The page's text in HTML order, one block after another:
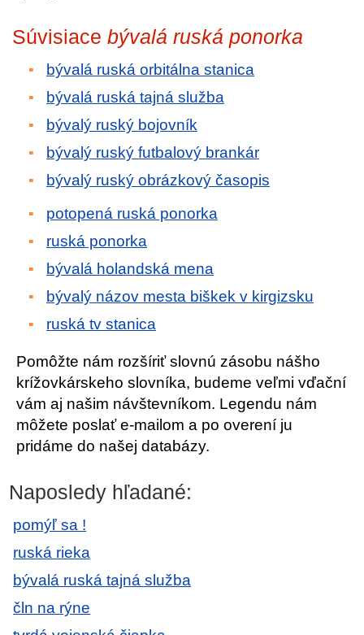
Súvisiace bývalá ruská ponorka
bývalá ruská orbitálna stanica
bývalá ruská tajná služba
bývalý ruský bojovník
bývalý ruský futbalový brankár
bývalý ruský obrázkový časopis
potopená ruská ponorka
ruská ponorka
bývalá holandská mena
bývalý názov mesta biškek v kirgizsku
ruská tv stanica
Pomôžte nám rozšíriť slovnú zásobu nášho
krížovkárskeho slovníka, budeme veľmi vďační
vám aj našim návštevníkom. Legendu nám
môžete poslať e-mailom a po overení ju
pridáme do našej databázy.
Naposledy hľadané:
pomýľ sa !
ruská rieka
bývalá ruská tajná služba
čln na rýne